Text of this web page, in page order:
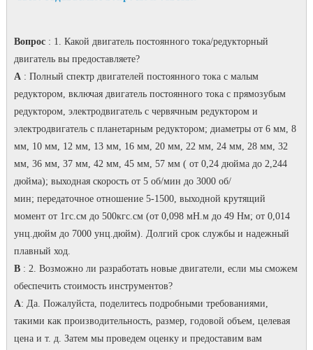
Вопрос: 1. Какой двигатель постоянного тока/редукторный
двигатель вы предоставляете?
A: Полный спектр двигателей постоянного тока с малым
редуктором, включая двигатель постоянного тока с прямозубым
редуктором, электродвигатель с червячным редуктором и
электродвигатель с планетарным редуктором; диаметры от 6 мм, 8
мм, 10 мм, 12 мм, 13 мм, 16 мм, 20 мм, 22 мм, 24 мм, 28 мм, 32
мм, 36 мм, 37 мм, 42 мм, 45 мм, 57 мм ( от 0,24 дюйма до 2,244
дюйма); выходная скорость от 5 об/мин до 3000 об/
мин; передаточное отношение 5-1500, выходной крутящий
момент от 1гс.см до 500кгс.см (от 0,098 мН.м до 49 Нм; от 0,014
унц.дюйм до 7000 унц.дюйм). Долгий срок службы и надежный
плавный ход.
В: 2. Возможно ли разработать новые двигатели, если мы сможем
обеспечить стоимость инструментов?
А: Да. Пожалуйста, поделитесь подробными требованиями,
такими как производительность, размер, годовой объем, целевая
цена и т. д. Затем мы проведем оценку и предоставим вам